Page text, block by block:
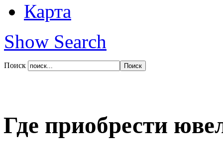
Карта
Show Search
Поиск
Где приобрести